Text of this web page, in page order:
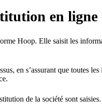
en ligne
Hoop. Elle saisit les
en s’assurant que toutes
de la société sont saisies.